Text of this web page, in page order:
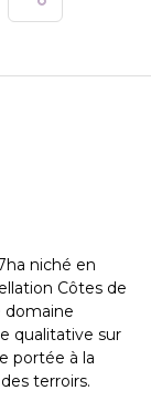
niché en
Côtes de
domaine
qualitative sur
portée à la
terroirs.